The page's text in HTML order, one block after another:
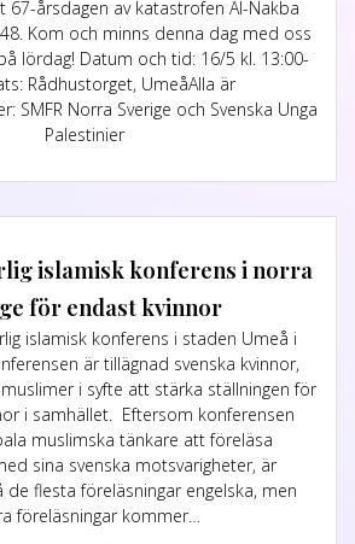
67-årsdagen av katastrofen Al-Nakba
Kom och minns denna dag med oss
lördag! Datum och tid: 16/5 kl. 13:00-
Rådhustorget, UmeåAlla är
SMFR Norra Sverige och Svenska Unga
Palestinier
islamisk konferens i norra
för endast kvinnor
islamisk konferens i staden Umeå i
är tillägnad svenska kvinnor,
i syfte att stärka ställningen för
i samhället. Eftersom konferensen
muslimska tänkare att föreläsa
sina svenska motsvarigheter, är
flesta föreläsningar engelska, men
föreläsningar kommer…